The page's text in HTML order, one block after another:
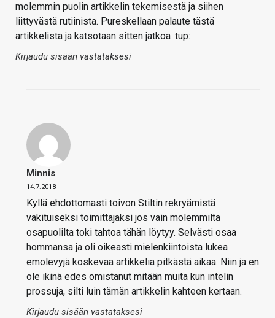
molemmin puolin artikkelin tekemisestä ja siihen
liittyvästä rutiinista. Pureskellaan palaute tästä
artikkelista ja katsotaan sitten jatkoa :tup:
Kirjaudu sisään vastataksesi
Minnis
14.7.2018
Kyllä ehdottomasti toivon Stiltin rekryämistä
vakituiseksi toimittajaksi jos vain molemmilta
osapuolilta toki tahtoa tähän löytyy. Selvästi osaa
hommansa ja oli oikeasti mielenkiintoista lukea
emolevyjä koskevaa artikkelia pitkästä aikaa. Niin ja en
ole ikinä edes omistanut mitään muita kun intelin
prossuja, silti luin tämän artikkelin kahteen kertaan.
Kirjaudu sisään vastataksesi